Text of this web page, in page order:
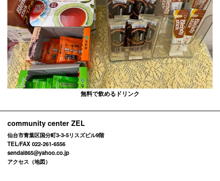
無料で飲めるドリンク
community center ZEL
仙台市青葉区国分町3-3-5リスズビル9階
TEL/FAX 022-261-6556
sendai865@yahoo.co.jp
アクセス（地図）